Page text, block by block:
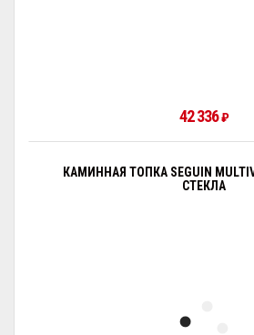
42 336₽
КАМИННАЯ ТОПКА SEGUIN
СТЕКЛА